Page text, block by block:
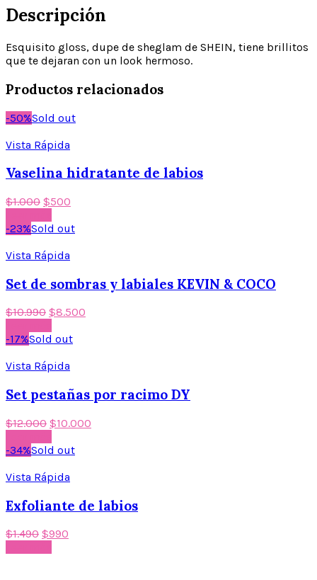
Descripción
Esquisito gloss, dupe de sheglam de SHEIN, tiene brillitos
que te dejaran con un look hermoso.
Productos relacionados
-50%Sold out
Vista Rápida
Vaselina hidratante de labios
$1.000 $500
-23%Sold out
Vista Rápida
Set de sombras y labiales KEVIN & COCO
$10.990 $8.500
-17%Sold out
Vista Rápida
Set pestañas por racimo DY
$12.000 $10.000
-34%Sold out
Vista Rápida
Exfoliante de labios
$1.490 $990